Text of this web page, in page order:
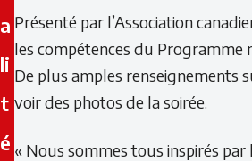
a
li
t
é
Présenté par l’Association
les compétences du Programme
De plus amples renseignements
voir des photos de la soirée.
« Nous sommes tous inspirés